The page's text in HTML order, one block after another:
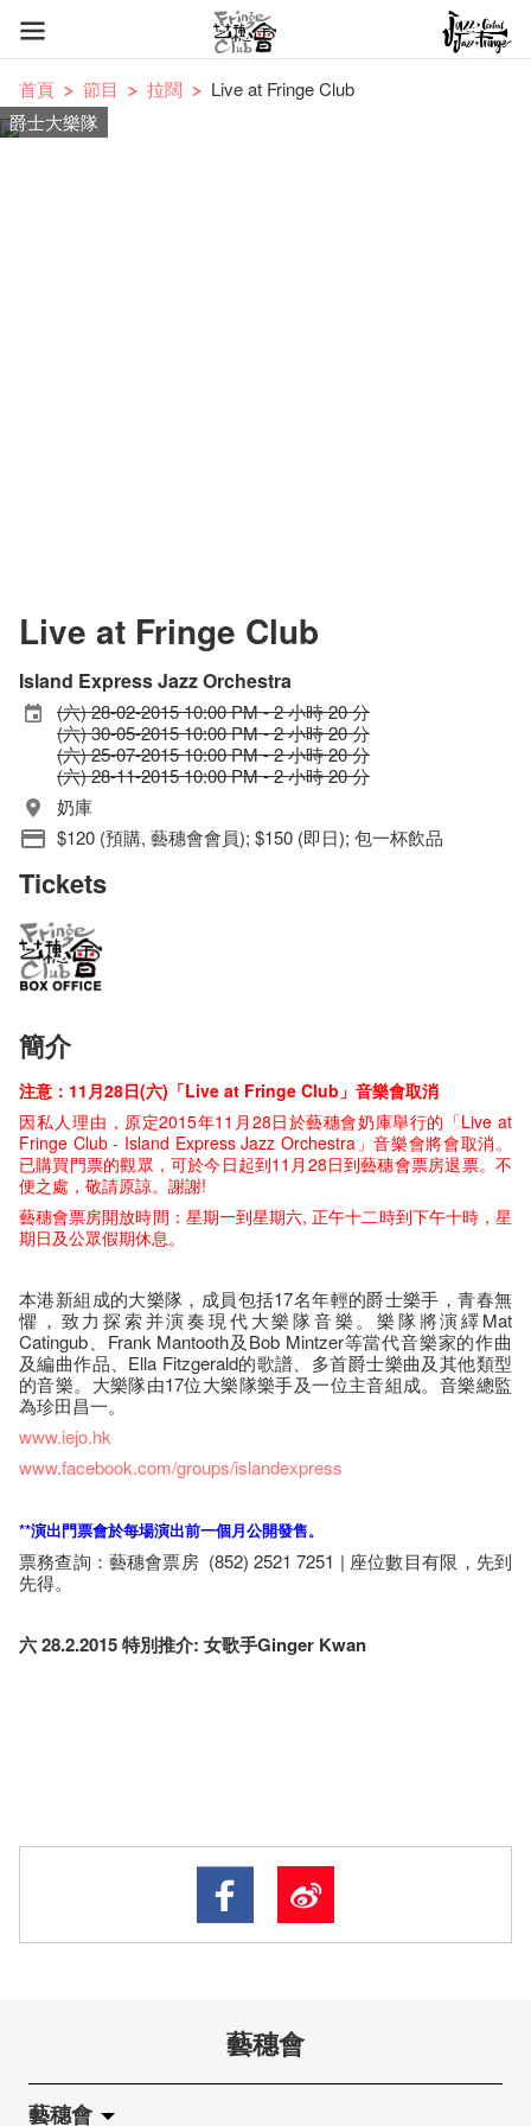
首頁 節目 拉闊
Live at Fringe Club
爵士大樂隊
Live at Fringe Club
Island Express Jazz Orchestra
(六) 28-02-2015 10:00 PM - 2 小時 20 分
(六) 30-05-2015 10:00 PM - 2 小時 20 分
(六) 25-07-2015 10:00 PM - 2 小時 20 分
(六) 28-11-2015 10:00 PM - 2 小時 20 分
奶庫
$120 (預購, 藝穗會會員); $150 (即日); 包一杯飲品
Tickets
簡介
注​意：11月28日(六)「Live at Fringe Club」​音樂​會取消
因私​人​理​由，原定2015年11月28日於藝穗會奶庫舉行的「Live at
Fringe Club - Island Express Jazz Orchestra」音樂會將會取消。
已購買門票的觀眾，可於今日起到11月28日到藝穗會票房退票。不
便之處，敬請原諒。謝謝!
藝穗會票房開放時間：星期一到星期六, 正午十二時到下午十時，星
期日及公眾假期休息。
本港新組成的大樂隊，成員包括17名年輕的爵士樂手，青春無
懼，致力探索并演奏現代大樂隊音樂。樂隊將演繹Mat
Catingub、Frank Mantooth及Bob Mintzer等當代音樂家的作曲
及編曲作品、Ella Fitzgerald的歌譜、多首爵士樂曲及其他類型
的音樂。大樂隊由17位大樂隊樂手及一位主音組成。音樂總監
為珍田昌一。
www.iejo.hk
www.facebook.com/groups/islandexpress
**演出門票會於每場演出前一個月公開發售。
票務查詢：藝穗會票房 (852) 2521 7251 | 座​位​數目​有​限​，先到
先得。
六 28.2.2015 特​別​推​介: 女歌手Ginger Kwan
藝穗會
藝穗會